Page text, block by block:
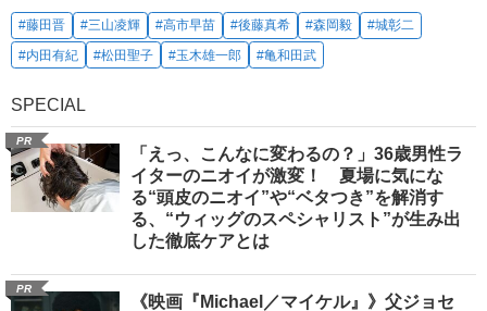
#藤田晋 #三山凌輝 #高市早苗 #後藤真希 #森岡毅
#城彰二
#内田有紀
#松田聖子 #玉木雄一郎 #亀和田武
SPECIAL
PR
「えっ、こんなに変わるの？」36歳男性ラ
イターのニオイが激変！ 夏場に気にな
る“頭皮のニオイ”や“ベタつき”を解消す
る、“ウィッグのスペシャリスト”が生み出
した徹底ケアとは
PR
《映画『Michael／マイケル』》父ジョセ